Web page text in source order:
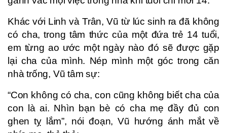
Khác với Linh và Trân, Vũ từ lúc sinh ra đã không
có cha, trong tâm thức của một đứa trẻ 14 tuổi,
em từng ao ước một ngày nào đó sẽ được gặp
lại cha của mình. Nép mình một góc trong căn
nhà trống, Vũ tâm sự:
“Con không có cha, con cũng không biết cha của
con là ai. Nhìn bạn bè có cha mẹ đầy đủ con
ghen tỵ lắm”, nói đoạn, Vũ hướng ánh mắt về